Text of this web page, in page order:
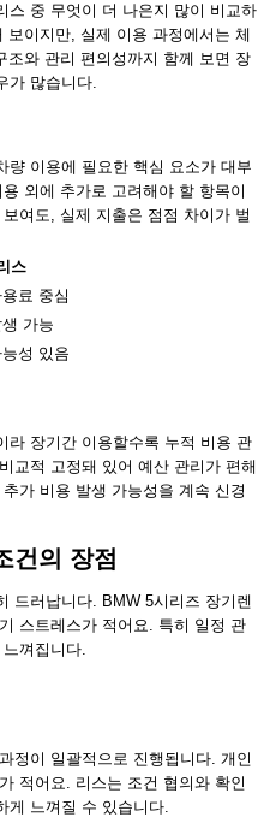
스 중 무엇이 더 나은지 많이 비교하
이지만, 실제 이용 과정에서는 체
조와 관리 편의성까지 함께 보면 장
가 많습니다.
량 이용에 필요한 핵심 요소가 대부
외에 추가로 고려해야 할 항목이
여도, 실제 지출은 점점 차이가 벌
스
료 중심
가능
성 있음
라 장기간 이용할수록 누적 비용 관
교적 고정돼 있어 예산 관리가 편해
가 비용 발생 가능성을 계속 신경
건의 장점
드러납니다. BMW 5시리즈 장기렌
스트레스가 적어요. 특히 일정 관
껴집니다.
정이 일괄적으로 진행됩니다. 개인
적어요. 리스는 조건 협의와 확인
게 느껴질 수 있습니다.